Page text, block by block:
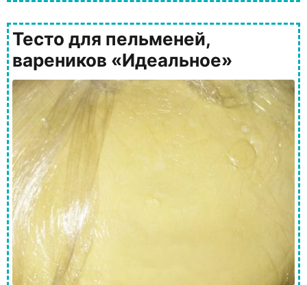
Тесто для пельменей,
вареников «Идеальное»